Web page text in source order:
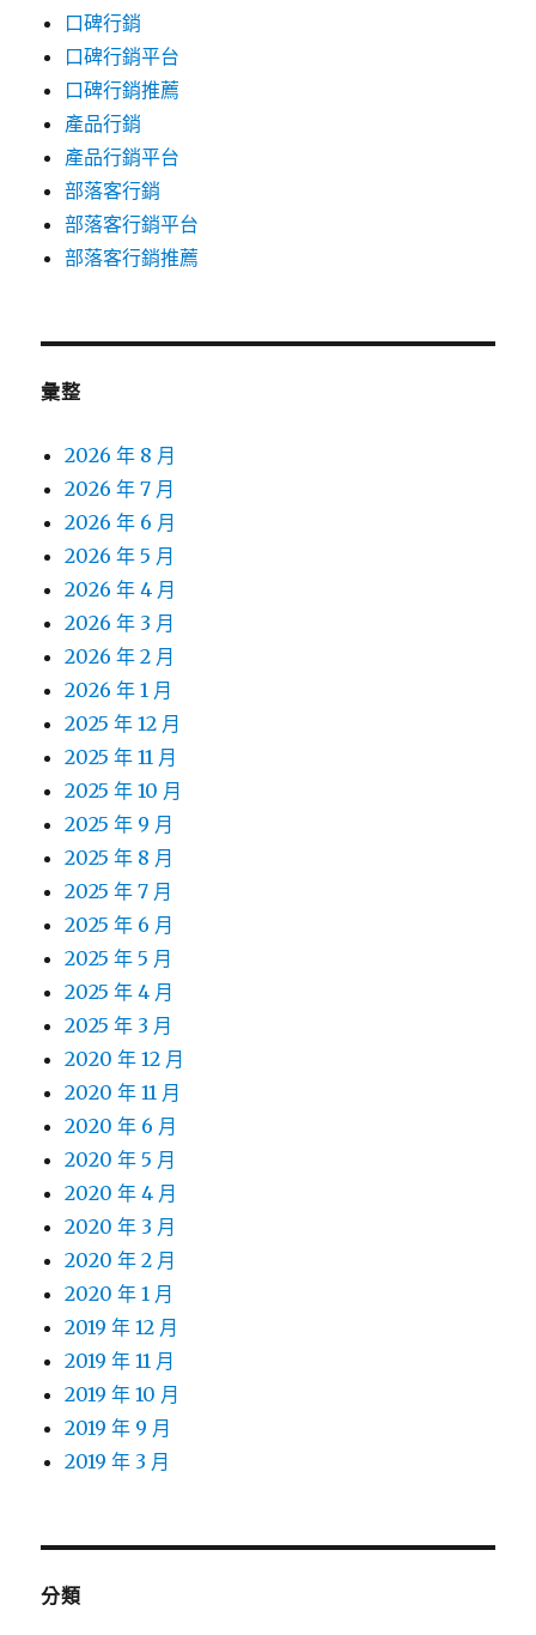
口碑行銷
口碑行銷平台
口碑行銷推薦
產品行銷
產品行銷平台
部落客行銷
部落客行銷平台
部落客行銷推薦
彙整
2026 年 8 月
2026 年 7 月
2026 年 6 月
2026 年 5 月
2026 年 4 月
2026 年 3 月
2026 年 2 月
2026 年 1 月
2025 年 12 月
2025 年 11 月
2025 年 10 月
2025 年 9 月
2025 年 8 月
2025 年 7 月
2025 年 6 月
2025 年 5 月
2025 年 4 月
2025 年 3 月
2020 年 12 月
2020 年 11 月
2020 年 6 月
2020 年 5 月
2020 年 4 月
2020 年 3 月
2020 年 2 月
2020 年 1 月
2019 年 12 月
2019 年 11 月
2019 年 10 月
2019 年 9 月
2019 年 3 月
分類